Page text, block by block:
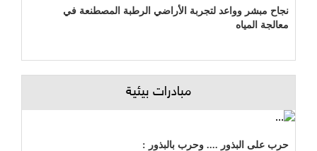
نجاح مبشر وواعد لتجربة الأراضي الرطبة المصطنعة في
معالجة المياه
مبادرات بيئية
حرب على البذور .... وحرب بالبذور :